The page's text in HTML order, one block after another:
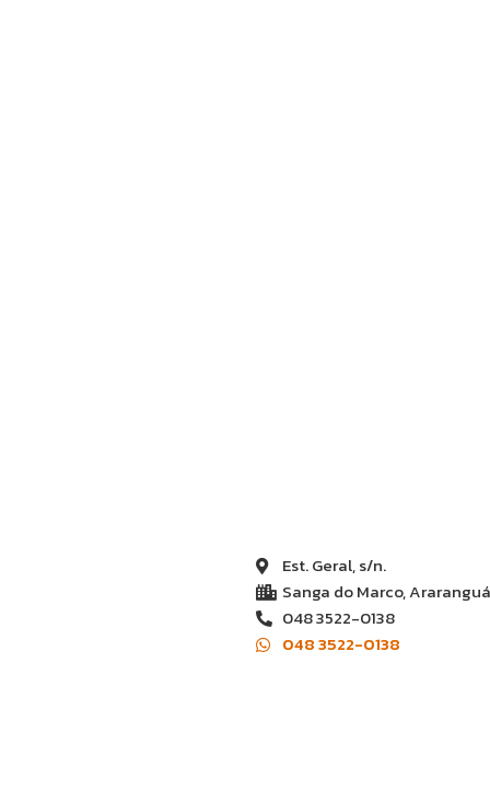
Est. Geral, s/n.
Sanga do Marco,
048 3522-0138
048 3522-0138